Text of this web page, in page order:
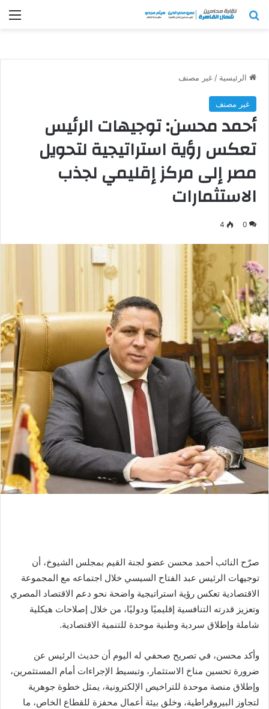
بحث عن
الرئيسية / غير مصنف
غير مصنف
أحمد محسن: توجيهات الرئيس
تعكس رؤية استراتيجية لتحويل
مصر إلى مركز إقليمي لجذب
الاستثمارات
0
4
صرّح النائب أحمد محسن عضو لجنة القيم بمجلس الشيوخ، أن
توجيهات الرئيس عبد الفتاح السيسي خلال اجتماعه مع المجموعة
الاقتصادية تعكس رؤية استراتيجية واضحة نحو دعم الاقتصاد المصري
وتعزيز قدرته التنافسية إقليميًا ودوليًا، من خلال إصلاحات هيكلية
شاملة وإطلاق سردية وطنية موحدة للتنمية الاقتصادية.
وأكد محسن، في تصريح صحفي له اليوم أن حديث الرئيس عن
ضرورة تحسين مناخ الاستثمار، وتبسيط الإجراءات أمام المستثمرين،
وإطلاق منصة موحدة للتراخيص الإلكترونية، يمثل خطوة جوهرية
لتجاوز البيروقراطية، وخلق بيئة أعمال محفزة للقطاع الخاص، ما